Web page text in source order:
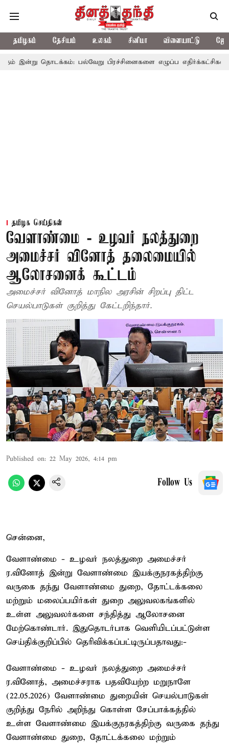
தமிழகம் தேசியம் உலகம் சினிமா விளையாட்டு
பல்வேறு பிரச்சினைகளை எழுப்ப எதிர்க்கட்சிகள் திட்டம்
தமிழக செய்திகள்
வேளாண்மை - உழவர் நலத்துறை
அமைச்சர் வினோத் தலைமையில்
ஆலோசனைக் கூட்டம்
அமைச்சர் வினோத் மாநில அரசின் சிறப்பு திட்ட
செயல்பாடுகள் குறித்து கேட்டறிந்தார்.
Published on: 22 May 2026, 4:14 pm
Follow Us
சென்னை,
வேளாண்மை - உழவர் நலத்துறை அமைச்சர்
ர.வினோத் இன்று வேளாண்மை இயக்குநரகத்திற்கு
வருகை தந்து வேளாண்மை துறை, தோட்டக்கலை
மற்றும் மலைப்பயிர்கள் துறை அலுவலகங்களில்
உள்ள அலுவலர்களை சந்தித்து ஆலோசனை
மேற்கொண்டார். இதுதொடர்பாக வெளியிடப்பட்டுள்ள
செய்திக்குறிப்பில் தெரிவிக்கப்பட்டிருப்பதாவது:-
வேளாண்மை - உழவர் நலத்துறை அமைச்சர்
ர.வினோத், அமைச்சராக பதவியேற்ற மறுநாளே
(22.05.2026) வேளாண்மை துறையின் செயல்பாடுகள்
குறித்து நேரில் அறிந்து கொள்ள சேப்பாக்கத்தில்
உள்ள வேளாண்மை இயக்குநரகத்திற்கு வருகை தந்து
வேளாண்மை துறை, தோட்டக்கலை மற்றும்